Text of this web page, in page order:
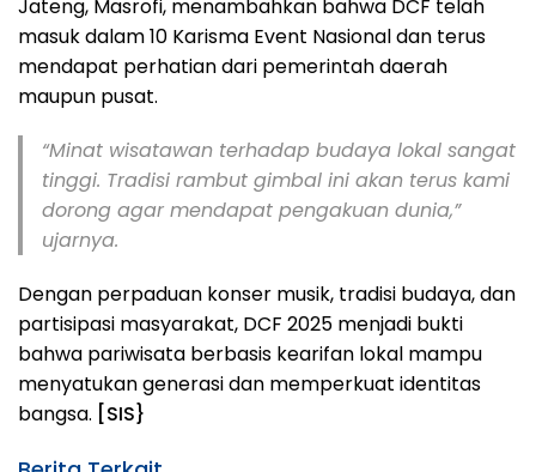
Jateng, Masrofi, menambahkan bahwa DCF telah
masuk dalam 10 Karisma Event Nasional dan terus
mendapat perhatian dari pemerintah daerah
maupun pusat.
“Minat wisatawan terhadap budaya lokal sangat
tinggi. Tradisi rambut gimbal ini akan terus kami
dorong agar mendapat pengakuan dunia,”
ujarnya.
Dengan perpaduan konser musik, tradisi budaya, dan
partisipasi masyarakat, DCF 2025 menjadi bukti
bahwa pariwisata berbasis kearifan lokal mampu
menyatukan generasi dan memperkuat identitas
bangsa. [SIS}